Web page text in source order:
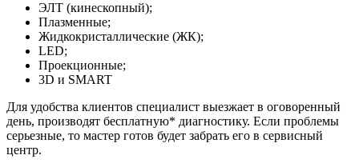
ЭЛТ (кинескопный);
Плазменные;
Жидкокристаллические (ЖК);
LED;
Проекционные;
3D и SMART
Для удобства клиентов специалист выезжает в оговоренный
день, производят бесплатную* диагностику. Если проблемы
серьезные, то мастер готов будет забрать его в сервисный
центр.